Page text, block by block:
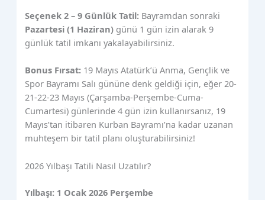
Seçenek 2 – 9 Günlük Tatil: Bayramdan sonraki
Pazartesi (1 Haziran) günü 1 gün izin alarak 9
günlük tatil imkanı yakalayabilirsiniz.
Bonus Fırsat: 19 Mayıs Atatürk’ü Anma, Gençlik ve
Spor Bayramı Salı gününe denk geldiği için, eğer 20-
21-22-23 Mayıs (Çarşamba-Perşembe-Cuma-
Cumartesi) günlerinde 4 gün izin kullanırsanız, 19
Mayıs’tan itibaren Kurban Bayramı’na kadar uzanan
muhteşem bir tatil planı oluşturabilirsiniz!
2026 Yılbaşı Tatili Nasıl Uzatılır?
Yılbaşı: 1 Ocak 2026 Perşembe